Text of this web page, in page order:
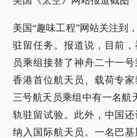
美国“趣味工程”网站关注到
驻留任务。报道说，目前
员乘组接替了神舟二十一
香港首位航天员、载荷专
三号航天员乘组中有一名航
轨驻留试验。此外，中国
纳入国际航天员。一名巴